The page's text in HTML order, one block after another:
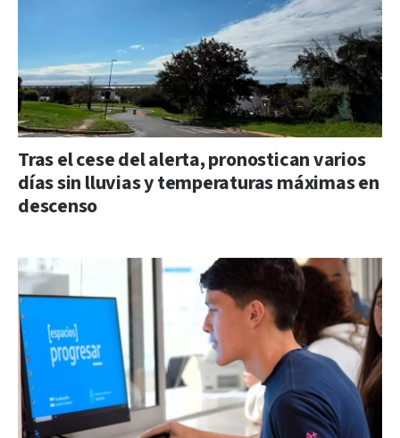
Tras el cese del alerta, pronostican varios
días sin lluvias y temperaturas máximas en
descenso